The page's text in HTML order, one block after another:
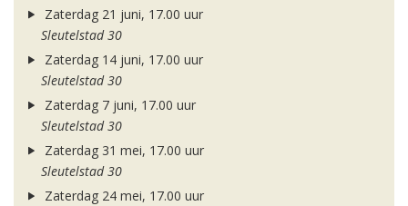
Zaterdag 21 juni, 17.00 uur
Sleutelstad 30
Zaterdag 14 juni, 17.00 uur
Sleutelstad 30
Zaterdag 7 juni, 17.00 uur
Sleutelstad 30
Zaterdag 31 mei, 17.00 uur
Sleutelstad 30
Zaterdag 24 mei, 17.00 uur